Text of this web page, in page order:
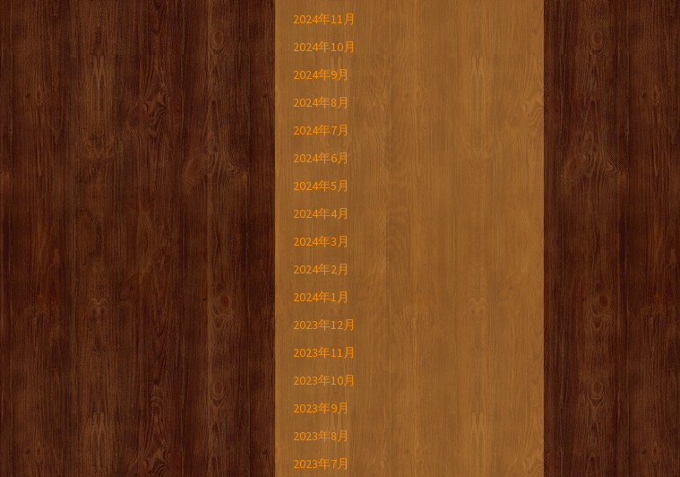
2024年11月
2024年10月
2024年9月
2024年8月
2024年7月
2024年6月
2024年5月
2024年4月
2024年3月
2024年2月
2024年1月
2023年12月
2023年11月
2023年10月
2023年9月
2023年8月
2023年7月